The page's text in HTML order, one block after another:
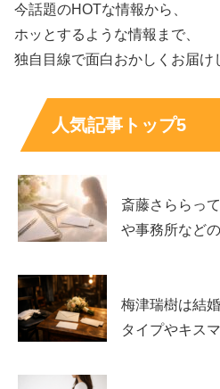
今話題のHOTな情報から、
ホッとするような情報まで、
独自目線で面白おかしくお届け
人気記事トップ5
斎藤さららっ
や事務所など
梅津瑞樹は結
タイプやキス